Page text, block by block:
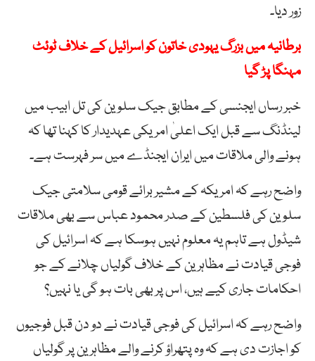
زور دیا۔
برطانیہ میں بزرگ یہودی خاتون کو اسرائیل کے خلاف ٹوئٹ
مہنگا پڑ گیا
خبر رساں ایجنسی کے مطابق جیک سلوین کی تل ابیب میں
لینڈنگ سے قبل ایک اعلیٰ امریکی عہدیدار کا کہنا تھا کہ
ہونے والی ملاقات میں ایران ایجنڈے میں سر فہرست ہے۔
واضح رہے کہ امریکہ کے مشیر برائے قومی سلامتی جیک
سلوین کی فلسطین کے صدر محمود عباس سے بھی ملاقات
شیڈول ہے تاہم یہ معلوم نہیں ہوسکا ہے کہ اسرائیل کی
فوجی قیادت نے مظاہرین کے خلاف گولیاں چلانے کے جو
احکامات جاری کیے ہیں، اس پر بھی بات ہو گی یا نہیں؟
واضح رہے کہ اسرائیل کی فوجی قیادت نے دو دن قبل فوجیوں
کو اجازت دی ہے کہ وہ پتھراؤ کرنے والے مظاہرین پر گولیاں